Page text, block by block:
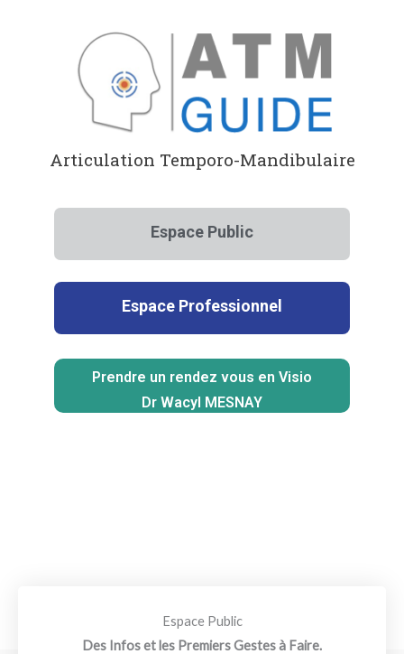
Articulation Temporo-Mandibulaire
Espace Public
Espace Professionnel
Prendre un rendez vous en Visio
Dr Wacyl MESNAY
Espace Public
Des Infos et les Premiers Gestes à Faire.